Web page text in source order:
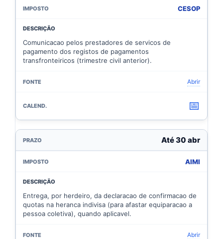
CESOP
Comunicacao pelos prestadores de servicos de
pagamento dos registos de pagamentos
transfronteiricos (trimestre civil anterior).
Abrir
📅
Até 30 abr
AIMI
Entrega, por herdeiro, da declaracao de confirmacao de
quotas na heranca indivisa (para afastar equiparacao a
pessoa coletiva), quando aplicavel.
Abrir